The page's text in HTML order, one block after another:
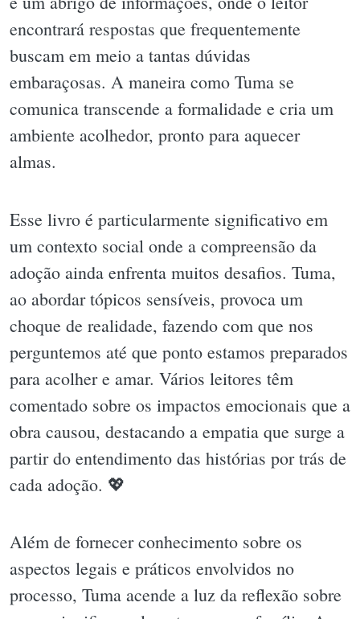
encontrará respostas que frequentemente
buscam em meio a tantas dúvidas
embaraçosas. A maneira como Tuma se
comunica transcende a formalidade e cria um
ambiente acolhedor, pronto para aquecer
almas.
Esse livro é particularmente significativo em
um contexto social onde a compreensão da
adoção ainda enfrenta muitos desafios. Tuma,
ao abordar tópicos sensíveis, provoca um
choque de realidade, fazendo com que nos
perguntemos até que ponto estamos preparados
para acolher e amar. Vários leitores têm
comentado sobre os impactos emocionais que a
obra causou, destacando a empatia que surge a
partir do entendimento das histórias por trás de
cada adoção. 💖
Além de fornecer conhecimento sobre os
aspectos legais e práticos envolvidos no
processo, Tuma acende a luz da reflexão sobre